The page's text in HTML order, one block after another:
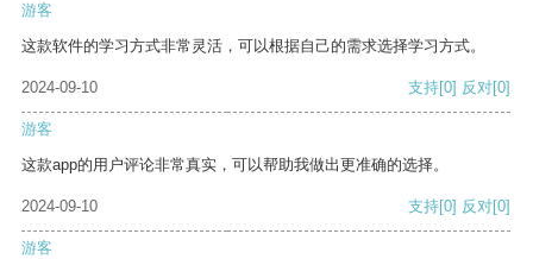
游客
这款软件的学习方式非常灵活，可以根据自己的需求选择学习方式。
2024-09-10 支持[0] 反对[0]
游客
这款app的用户评论非常真实，可以帮助我做出更准确的选择。
2024-09-10 支持[0] 反对[0]
游客